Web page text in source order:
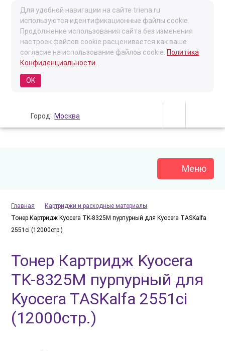
Для удобной навигации на сайте triena.ru
используются идентификационные файлы cookie.
Продолжение использования сайта без изменения
настроек файлов cookie расценивается как ваше
согласие на использование файлов cookie. Политика
Конфиденциальности.
OK
Город: Москва
Меню
Главная
Картриджи и расходные материалы
Тонер Картридж Kyocera TK-8325M пурпурный для Kyocera TASKalfa
2551ci (12000стр.)
Тонер Картридж Kyocera
TK-8325M пурпурный для
Kyocera TASKalfa 2551ci
(12000стр.)